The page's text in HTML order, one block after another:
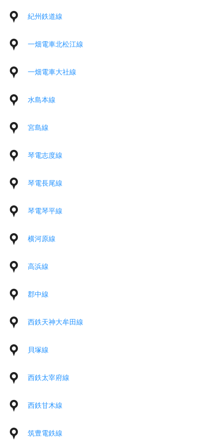
紀州鉄道線
一畑電車北松江線
一畑電車大社線
水島本線
宮島線
琴電志度線
琴電長尾線
琴電琴平線
横河原線
高浜線
郡中線
西鉄天神大牟田線
貝塚線
西鉄太宰府線
西鉄甘木線
筑豊電鉄線